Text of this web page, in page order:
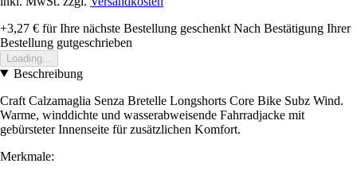
+3,27 € für Ihre nächste Bestellung geschenkt Nach Bestätigung Ihrer
Bestellung gutgeschrieben
Loading...
Beschreibung
Craft Calzamaglia Senza Bretelle Longshorts Core Bike Subz Wind.
Warme, winddichte und wasserabweisende Fahrradjacke mit
gebürsteter Innenseite für zusätzlichen Komfort.
Merkmale: